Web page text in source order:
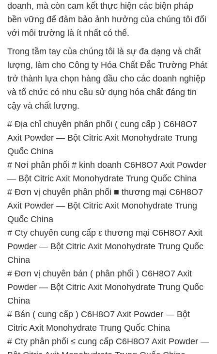
doanh, mà còn cam kết thực hiện các biện pháp
bền vững để đảm bảo ảnh hưởng của chúng tôi đối
với môi trường là ít nhất có thể.
Trong tầm tay của chúng tôi là sự đa dạng và chất
lượng, làm cho Công ty Hóa Chất Đắc Trường Phát
trở thành lựa chọn hàng đầu cho các doanh nghiệp
và tổ chức có nhu cầu sử dụng hóa chất đáng tin
cậy và chất lượng.
# Địa chỉ chuyên phân phối ( cung cấp ) C6H8O7
Axit Powder — Bột Citric Axit Monohydrate Trung
Quốc China
# Nơi phân phối # kinh doanh C6H8O7 Axit Powder
— Bột Citric Axit Monohydrate Trung Quốc China
# Đơn vị chuyên phân phối ■ thương mại C6H8O7
Axit Powder — Bột Citric Axit Monohydrate Trung
Quốc China
# Cty chuyên cung cấp ε thương mại C6H8O7 Axit
Powder — Bột Citric Axit Monohydrate Trung Quốc
China
# Đơn vị chuyên bán ( phân phối ) C6H8O7 Axit
Powder — Bột Citric Axit Monohydrate Trung Quốc
China
# Bán ( cung cấp ) C6H8O7 Axit Powder — Bột
Citric Axit Monohydrate Trung Quốc China
# Cty phân phối ≤ cung cấp C6H8O7 Axit Powder —